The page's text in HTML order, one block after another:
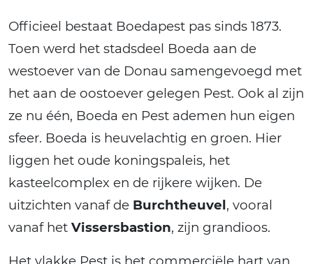
Officieel bestaat Boedapest pas sinds 1873.
Toen werd het stadsdeel Boeda aan de
westoever van de Donau samengevoegd met
het aan de oostoever gelegen Pest. Ook al zijn
ze nu één, Boeda en Pest ademen hun eigen
sfeer. Boeda is heuvelachtig en groen. Hier
liggen het oude koningspaleis, het
kasteelcomplex en de rijkere wijken. De
uitzichten vanaf de Burchtheuvel, vooral
vanaf het Vissersbastion, zijn grandioos.